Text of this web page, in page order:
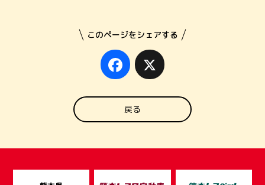
このページをシェアする
Facebook
戻る